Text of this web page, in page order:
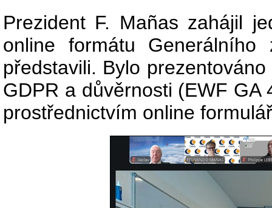
Prezident F. Mañas zahájil
online formátu
představili. Bylo
GDPR a důvěrnosti (EWF
prostřednictvím online